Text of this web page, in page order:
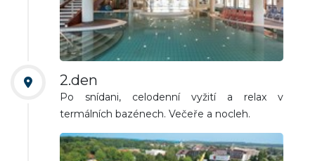
2.den
Po snídani, celodenní vyžití a relax v
termálních bazénech. Večeře a nocleh.